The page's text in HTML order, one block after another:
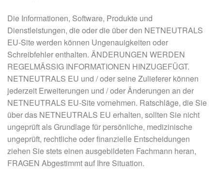
Die Informationen, Software, Produkte und
Dienstleistungen, die oder die über den NETNEUTRALS
EU-Site werden können Ungenauigkeiten oder
Schreibfehler enthalten. ÄNDERUNGEN WERDEN
REGELMÄSSIG INFORMATIONEN HINZUGEFÜGT.
NETNEUTRALS EU und / oder seine Zulieferer können
jederzeit Erweiterungen und / oder Änderungen an der
NETNEUTRALS EU-Site vornehmen. Ratschläge, die Sie
über das NETNEUTRALS EU erhalten, sollten Sie nicht
ungeprüft als Grundlage für persönliche, medizinische
ungeprüft, rechtliche oder finanzielle Entscheidungen
ziehen Sie stets einen ausgebildeten Fachmann heran,
FRAGEN Abgestimmt auf Ihre Situation.